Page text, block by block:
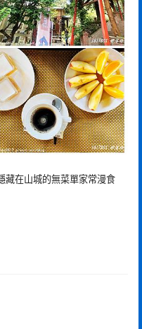
藏在山城的無菜單家常漫食